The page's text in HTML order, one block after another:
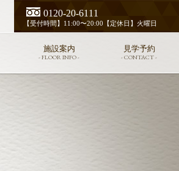
0120-20-6111
【受付時間】11:00〜20:00【定休日】火曜日
施設案内
- FLOOR INFO -
見学予約
- CONTACT -